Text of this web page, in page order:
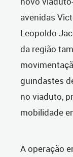
avenidas
Leopoldo
da região
guindastes
no viaduto,
mobilidade
A operação